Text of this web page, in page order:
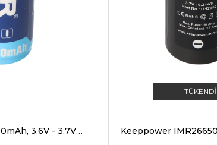
XTAR 26650 - 5200mAh, 3.6V - 3.7V Li-Ion pil, PCB korumalı, 26.5x68.2mm
TÜKENDI